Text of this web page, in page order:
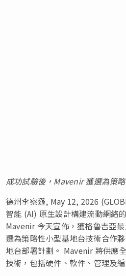
成功試驗後，Mavenir 獲選為策
德州李察遜, May 12, 2026
智能 (AI) 原生設計構建流動網絡
Mavenir 今天宣佈，獲格魯吉亞
選為策略性小型基地台技術合作
地台部署計劃。 Mavenir 將供應
技術，包括硬件、軟件、管理及